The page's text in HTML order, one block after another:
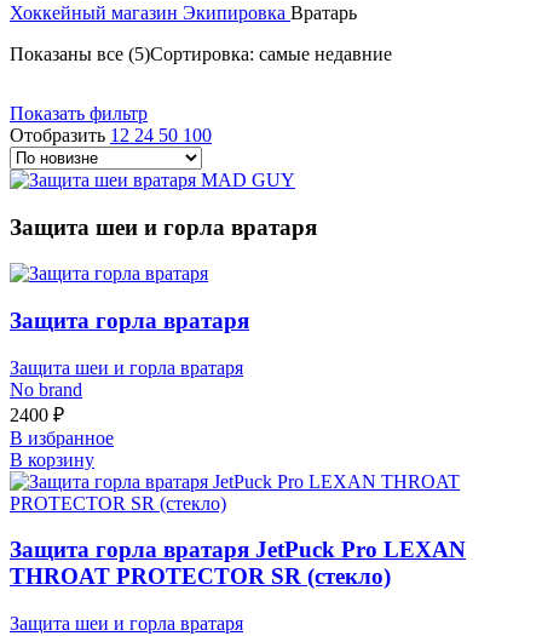
Хоккейный магазин Экипировка Вратарь
Показаны все (5)Сортировка: самые недавние
Показать фильтр
Отобразить 12 24 50 100
Защита шеи и горла вратаря
Защита горла вратаря
Защита шеи и горла вратаря
No brand
2400 ₽
В избранное
В корзину
Защита горла вратаря JetPuck Pro LEXAN
THROAT PROTECTOR SR (стекло)
Защита шеи и горла вратаря